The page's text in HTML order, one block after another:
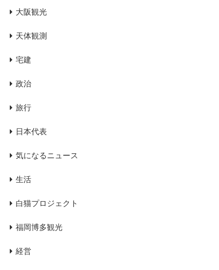
大阪観光
天体観測
宅建
政治
旅行
日本代表
気になるニュース
生活
白猫プロジェクト
福岡博多観光
経営